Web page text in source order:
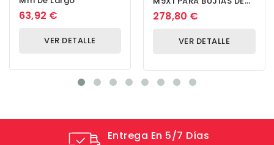
63,92 €
VER DETALLE
INCANDESCENCIA
278,80 €
VER DETALLE
Entrega En 5/7 Días